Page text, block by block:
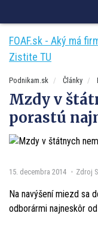
FOAF.sk - Aký má
Zistite TU
Podnikam.sk Články
Mzdy v
porastú
15. decembra 2014 Zdroj
Na navýšení miezd sa
odborármi najneskôr